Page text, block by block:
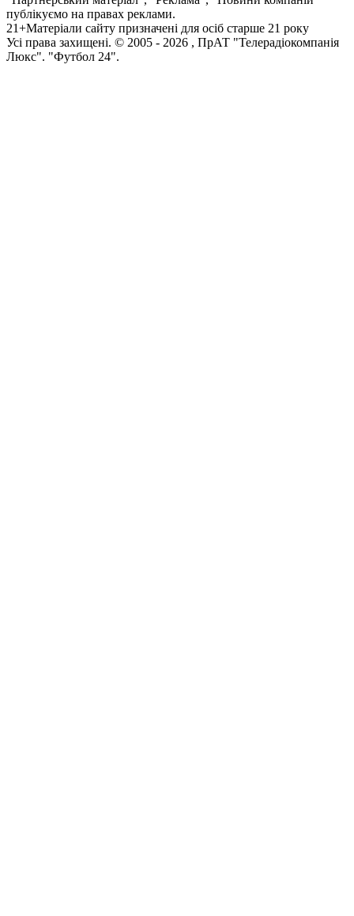
публікуємо на правах реклами.
21+Матеріали сайту призначені для осіб старше 21 року
Усi права захищенi. © 2005 - 2026 , ПрАТ "Телерадіокомпанія
Люкс". "Футбол 24".